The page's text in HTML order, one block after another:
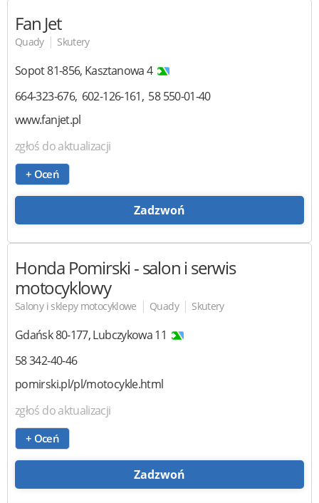
Fan Jet
Quady | Skutery
Sopot81-856, Kasztanowa 4
664-323-676 602-126-161 58 550-01-40
www.fanjet.pl
zgłoś do aktualizacji
+ Oceń
Zadzwoń
Honda Pomirski- salon i serwis
motocyklowy
Salony i sklepy motocyklowe | Quady | Skutery
Gdańsk80-177,Lubczykowa 11
58 342-40-46
pomirski.pl/pl/motocykle.html
zgłoś do aktualizacji
+ Oceń
Zadzwoń